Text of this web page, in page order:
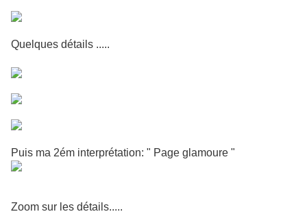
Quelques détails .....
Puis ma 2ém interprétation: " Page glamoure "
Zoom sur les détails.....